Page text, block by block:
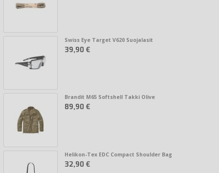
Swiss Eye Target V620 Suojalasit
39,90 €
Brandit M65 Softshell Takki Olive
89,90 €
Helikon-Tex EDC Compact Shoulder Bag
32,90 €